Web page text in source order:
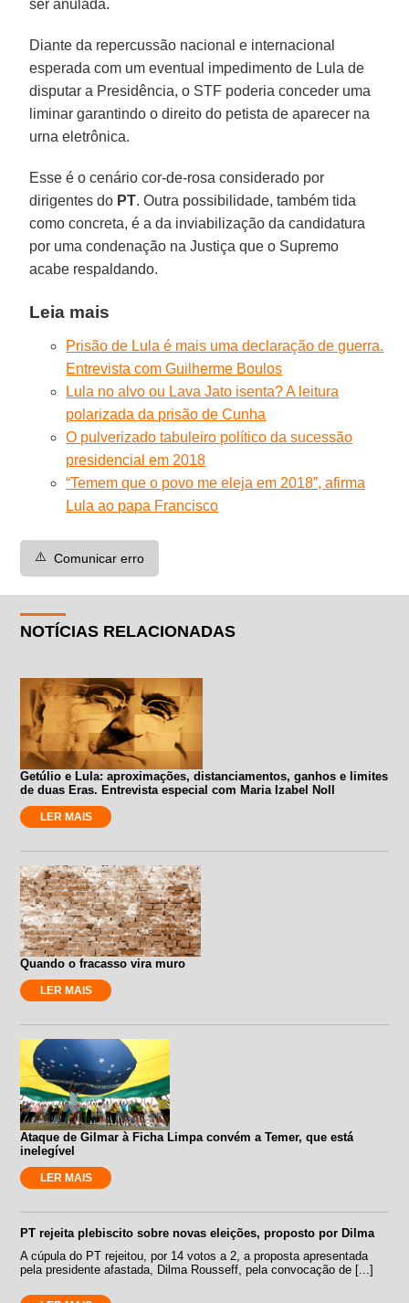
ser anulada.
Diante da repercussão nacional e internacional
esperada com um eventual impedimento de Lula de
disputar a Presidência, o STF poderia conceder uma
liminar garantindo o direito do petista de aparecer na
urna eletrônica.
Esse é o cenário cor-de-rosa considerado por
dirigentes do PT. Outra possibilidade, também tida
como concreta, é a da inviabilização da candidatura
por uma condenação na Justiça que o Supremo
acabe respaldando.
Leia mais
Prisão de Lula é mais uma declaração de guerra.
Entrevista com Guilherme Boulos
Lula no alvo ou Lava Jato isenta? A leitura
polarizada da prisão de Cunha
O pulverizado tabuleiro político da sucessão
presidencial em 2018
“Temem que o povo me eleja em 2018”, afirma
Lula ao papa Francisco
⚠️ Comunicar erro
NOTÍCIAS RELACIONADAS
Getúlio e Lula: aproximações, distanciamentos, ganhos e limites
de duas Eras. Entrevista especial com Maria Izabel Noll
LER MAIS
Quando o fracasso vira muro
LER MAIS
Ataque de Gilmar à Ficha Limpa convém a Temer, que está
inelegível
LER MAIS
PT rejeita plebiscito sobre novas eleições, proposto por Dilma
A cúpula do PT rejeitou, por 14 votos a 2, a proposta apresentada
pela presidente afastada, Dilma Rousseff, pela convocação de [...]